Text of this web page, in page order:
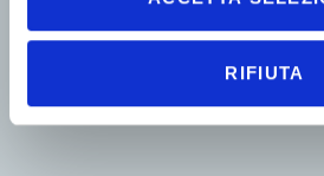
RIFIUTA